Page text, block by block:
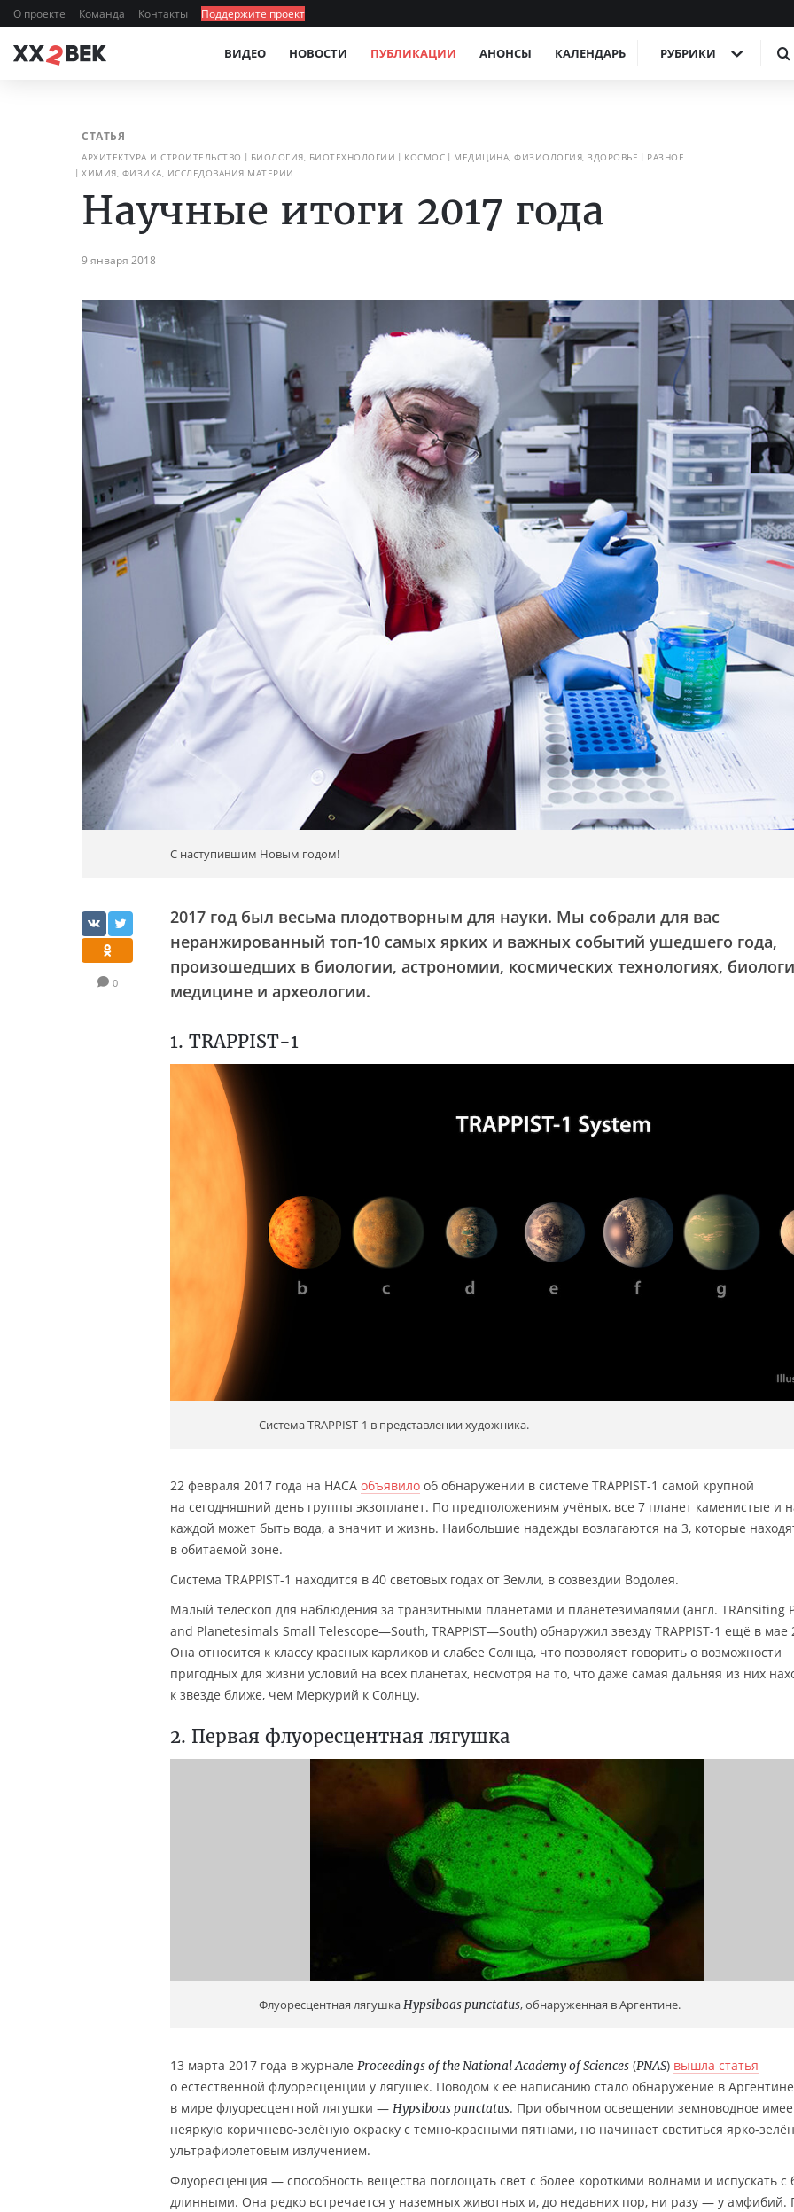
О проекте Команда Контакты Поддержите проект
ВИДЕО НОВОСТИ ПУБЛИКАЦИИ АНОНСЫ КАЛЕНДАРЬ РУБРИКИ
СТАТЬЯ
АРХИТЕКТУРА И СТРОИТЕЛЬСТВО БИОЛОГИЯ, БИОТЕХНОЛОГИИ КОСМОС МЕДИЦИНА, ФИЗИОЛОГИЯ, ЗДОРОВЬЕ
РАЗНОЕ
ХИМИЯ, ФИЗИКА, ИССЛЕДОВАНИЯ МАТЕРИИ
Научные итоги 2017 года
9 января 2018
С наступившим Новым годом!
0
2017 год был весьма плодотворным для науки. Мы собрали для вас
неранжированный топ-10 самых ярких и важных событий ушедшего года,
произошедших в биологии, астрономии, космических технологиях,
медицине и археологии.
1. TRAPPIST-1
Система TRAPPIST-1 в представлении художника.
22 февраля 2017 года на НАСА объявило об обнаружении в системе TRAPPIST-1 самой крупной
на сегодняшний день группы экзопланет. По предположениям учёных, все 7 планет каменистые и
каждой может быть вода, а значит и жизнь. Наибольшие надежды возлагаются на 3, которые
в обитаемой зоне.
Система TRAPPIST-1 находится в 40 световых годах от Земли, в созвездии Водолея.
Малый телескоп для наблюдения за транзитными планетами и планетезималями (англ. TRAnsiting
and Planetesimals Small Telescope—South, TRAPPIST—South) обнаружил звезду TRAPPIST-1 ещё в мае
Она относится к классу красных карликов и слабее Солнца, что позволяет говорить о возможности
пригодных для жизни условий на всех планетах, несмотря на то, что даже самая дальняя из них
к звезде ближе, чем Меркурий к Солнцу.
2. Первая флуоресцентная лягушка
Флуоресцентная лягушкаHypsiboas punctatus, обнаруженная в Аргентине.
13 марта 2017 года в журнале Proceedings of the National Academy of Sciences (PNAS) вышла статья
о естественной флуоресценции у лягушек. Поводом к её написанию стало обнаружение в
в мире флуоресцентной лягушки — Hypsiboas punctatus. При обычном освещении земноводное
неяркую коричнево-зелёную окраску с темно-красными пятнами, но начинает светиться ярко-
ультрафиолетовым излучением.
Флуоресценция — способность вещества поглощать свет с более короткими волнами и испускать с
длинными. Она редко встречается у наземных животных и, до недавних пор, ни разу — у